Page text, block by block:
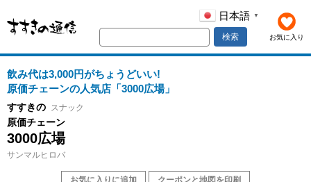
お気に入り
日本語 ▼
検索
飲み代は3,000円がちょうどいい!
原価チェーンの人気店「3000広場」
すすきの スナック
原価チェーン
3000広場
サンマルヒロバ